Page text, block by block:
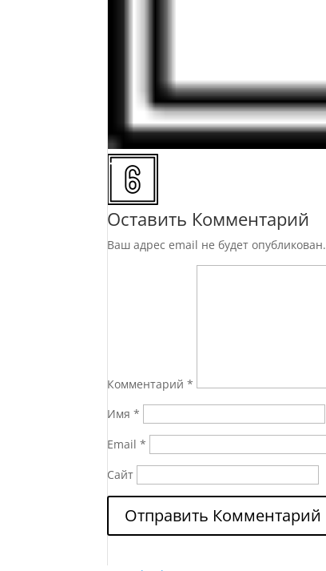
Оставить Комментарий
Ваш адрес email не будет опубликован.
Комментарий*
Имя*
Email*
Сайт